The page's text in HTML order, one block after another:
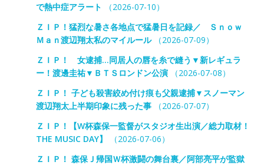
で熱中症アラート
（2026-07-10）
ＺＩＰ！猛烈な暑さ各地点で猛暑日を記録／ Ｓｎｏｗ
Ｍａｎ渡辺翔太私のマイルール（2026-07-09）
ＺＩＰ！ 女逮捕…同居人の唇を糸で縫う▼新レギュラ
ー！渡邊圭祐▼ＢＴＳロンドン公演（2026-07-08）
ＺＩＰ！ 子ども殺害絞め付け痕も父親逮捕▼スノーマン
渡辺翔太上半期印象に残った事（2026-07-07）
ＺＩＰ！【W杯森保一監督がスタジオ生出演／総力取材！
THE MUSIC DAY】
（2026-07-06）
ＺＩＰ！ 森保Ｊ帰国Ｗ杯激闘の舞台裏／阿部亮平が監獄